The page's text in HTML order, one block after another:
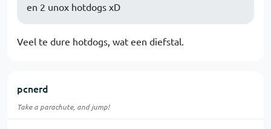
en 2 unox hotdogs xD
Veel te dure hotdogs, wat een diefstal.
pcnerd
Take a parachute, and jump!